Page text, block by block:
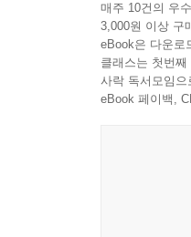
기한다. 마치
_14. 세속주의
지금 세계에
을 우선시하
말이 없다.
매주 10건의 우
3,000원 이상 구
eBook은 다운로
클래스는 첫번
사락 독서모임
eBook 페이백,